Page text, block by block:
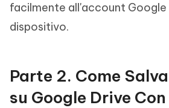
facilmente all'account Google
dispositivo.
Parte 2. Come
su Google Drive Con